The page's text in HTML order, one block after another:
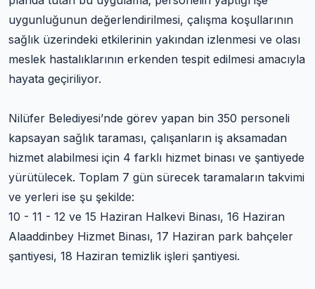
uygunluğunun değerlendirilmesi, çalışma koşullarının
sağlık üzerindeki etkilerinin yakından izlenmesi ve olası
meslek hastalıklarının erkenden tespit edilmesi amacıyla
hayata geçiriliyor.
Nilüfer Belediyesi’nde görev yapan bin 350 personeli
kapsayan sağlık taraması, çalışanların iş aksamadan
hizmet alabilmesi için 4 farklı hizmet binası ve şantiyede
yürütülecek. Toplam 7 gün sürecek taramaların takvimi
ve yerleri ise şu şekilde:
10 - 11 - 12 ve 15 Haziran Halkevi Binası, 16 Haziran
Alaaddinbey Hizmet Binası, 17 Haziran park bahçeler
şantiyesi, 18 Haziran temizlik işleri şantiyesi.